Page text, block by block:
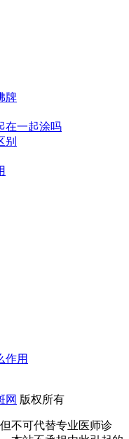
牌
在一起涂吗
别
作用
网 版权所有
不可代替专业医师诊